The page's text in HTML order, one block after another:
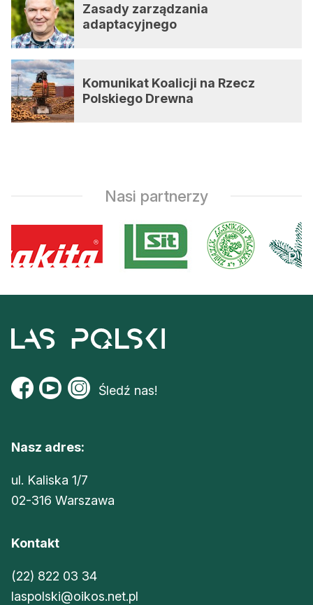
Zasady zarządzania
adaptacyjnego
Komunikat Koalicji na Rzecz
Polskiego Drewna
Nasi partnerzy
Śledź nas!
Nasz adres:
ul. Kaliska 1/7
02-316 Warszawa
Kontakt
(22) 822 03 34
laspolski@oikos.net.pl